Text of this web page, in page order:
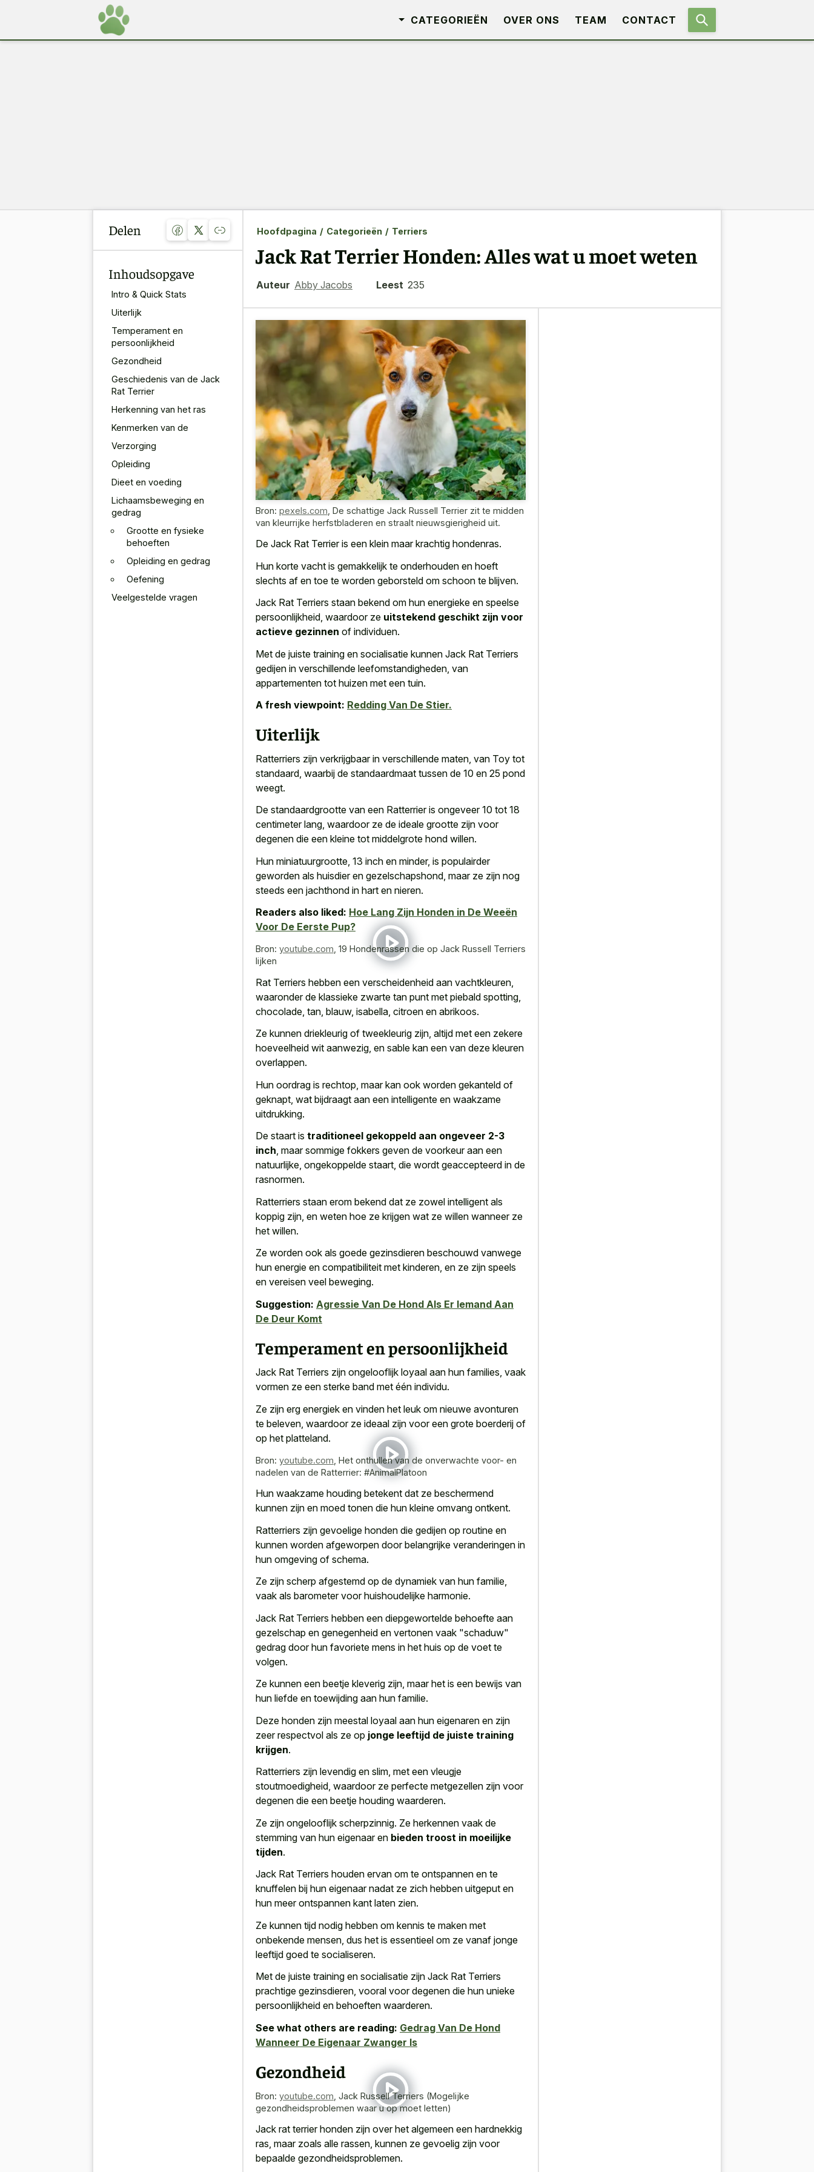
CATEGORIEËN OVER ONS TEAM CONTACT
Delen
Inhoudsopgave
Intro & Quick Stats
Uiterlijk
Temperament en
persoonlijkheid
Gezondheid
Geschiedenis van de Jack
Rat Terrier
Herkenning van het ras
Kenmerken van de
Verzorging
Opleiding
Dieet en voeding
Lichaamsbeweging en
gedrag
Grootte en fysieke
behoeften
Opleiding en gedrag
Oefening
Veelgestelde vragen
Hoofdpagina / Categorieën / Terriers
Jack Rat Terrier Honden: Alles wat u moet weten
Auteur Abby Jacobs Leest 235
Bron: pexels.com De schattige Jack Russell Terrier zit te midden
van kleurrijke herfstbladeren en straalt nieuwsgierigheid uit.
De Jack Rat Terrier is een klein maar krachtig hondenras.
Hun korte vacht is gemakkelijk te onderhouden en hoeft
slechts af en toe te worden geborsteld om schoon te blijven.
Jack Rat Terriers staan bekend om hun energieke en speelse
persoonlijkheid, waardoor ze uitstekend geschikt zijn voor
actieve gezinnen of individuen.
Met de juiste training en socialisatie kunnen Jack Rat Terriers
gedijen in verschillende leefomstandigheden, van
appartementen tot huizen met een tuin.
A fresh viewpoint: Redding Van De Stier.
Uiterlijk
Ratterriers zijn verkrijgbaar in verschillende maten, van Toy tot
standaard, waarbij de standaardmaat tussen de 10 en 25 pond
weegt.
De standaardgrootte van een Ratterrier is ongeveer 10 tot 18
centimeter lang, waardoor ze de ideale grootte zijn voor
degenen die een kleine tot middelgrote hond willen.
Hun miniatuurgrootte, 13 inch en minder, is populairder
geworden als huisdier en gezelschapshond, maar ze zijn nog
steeds een jachthond in hart en nieren.
Readers also liked: Hoe Lang Zijn Honden in De Weeën
Voor De Eerste Pup?
Bron: youtube.com 19 Hondenrassen die op Jack Russell Terriers
lijken
Rat Terriers hebben een verscheidenheid aan vachtkleuren,
waaronder de klassieke zwarte tan punt met piebald spotting,
chocolade, tan, blauw, isabella, citroen en abrikoos.
Ze kunnen driekleurig of tweekleurig zijn, altijd met een zekere
hoeveelheid wit aanwezig, en sable kan een van deze kleuren
overlappen.
Hun oordrag is rechtop, maar kan ook worden gekanteld of
geknapt, wat bijdraagt aan een intelligente en waakzame
uitdrukking.
De staart is traditioneel gekoppeld aan ongeveer 2-3
inch, maar sommige fokkers geven de voorkeur aan een
natuurlijke, ongekoppelde staart, die wordt geaccepteerd in de
rasnormen.
Ratterriers staan erom bekend dat ze zowel intelligent als
koppig zijn, en weten hoe ze krijgen wat ze willen wanneer ze
het willen.
Ze worden ook als goede gezinsdieren beschouwd vanwege
hun energie en compatibiliteit met kinderen, en ze zijn speels
en vereisen veel beweging.
Suggestion: Agressie Van De Hond Als Er Iemand Aan
De Deur Komt
Temperament en persoonlijkheid
Jack Rat Terriers zijn ongelooflijk loyaal aan hun families, vaak
vormen ze een sterke band met één individu.
Ze zijn erg energiek en vinden het leuk om nieuwe avonturen
te beleven, waardoor ze ideaal zijn voor een grote boerderij of
op het platteland.
Bron: youtube.com Het onthullen van de onverwachte voor- en
nadelen van de Ratterrier: #AnimalPlatoon
Hun waakzame houding betekent dat ze beschermend
kunnen zijn en moed tonen die hun kleine omvang ontkent.
Ratterriers zijn gevoelige honden die gedijen op routine en
kunnen worden afgeworpen door belangrijke veranderingen in
hun omgeving of schema.
Ze zijn scherp afgestemd op de dynamiek van hun familie,
vaak als barometer voor huishoudelijke harmonie.
Jack Rat Terriers hebben een diepgewortelde behoefte aan
gezelschap en genegenheid en vertonen vaak "schaduw"
gedrag door hun favoriete mens in het huis op de voet te
volgen.
Ze kunnen een beetje kleverig zijn, maar het is een bewijs van
hun liefde en toewijding aan hun familie.
Deze honden zijn meestal loyaal aan hun eigenaren en zijn
zeer respectvol als ze op jonge leeftijd de juiste training
krijgen.
Ratterriers zijn levendig en slim, met een vleugje
stoutmoedigheid, waardoor ze perfecte metgezellen zijn voor
degenen die een beetje houding waarderen.
Ze zijn ongelooflijk scherpzinnig. Ze herkennen vaak de
stemming van hun eigenaar en bieden troost in moeilijke
tijden.
Jack Rat Terriers houden ervan om te ontspannen en te
knuffelen bij hun eigenaar nadat ze zich hebben uitgeput en
hun meer ontspannen kant laten zien.
Ze kunnen tijd nodig hebben om kennis te maken met
onbekende mensen, dus het is essentieel om ze vanaf jonge
leeftijd goed te socialiseren.
Met de juiste training en socialisatie zijn Jack Rat Terriers
prachtige gezinsdieren, vooral voor degenen die hun unieke
persoonlijkheid en behoeften waarderen.
See what others are reading: Gedrag Van De Hond
Wanneer De Eigenaar Zwanger Is
Gezondheid
Bron: youtube.com Jack Russell Terriers (Mogelijke
gezondheidsproblemen waar u op moet letten)
Jack rat terrier honden zijn over het algemeen een hardnekkig
ras, maar zoals alle rassen, kunnen ze gevoelig zijn voor
bepaalde gezondheidsproblemen.